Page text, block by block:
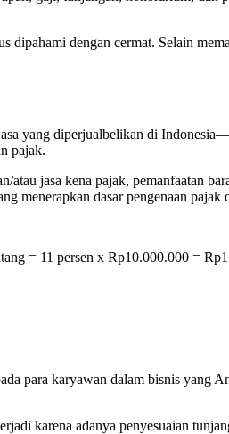
dengan cermat. Selain
yang diperjualbelikan di
pajak.
jasa kena pajak, pemanfaatan
menerapkan dasar pengenaan
= 11 persen x Rp10.000.000 =
para karyawan dalam bisnis yang
karena adanya penyesuaian